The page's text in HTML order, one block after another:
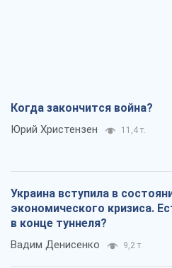
Когда закончится война?
Юрий Христензен 11,4 т.
Украина вступила в
экономического кризиса.
в конце туннеля?
Вадим Денисенко 9,2 т.